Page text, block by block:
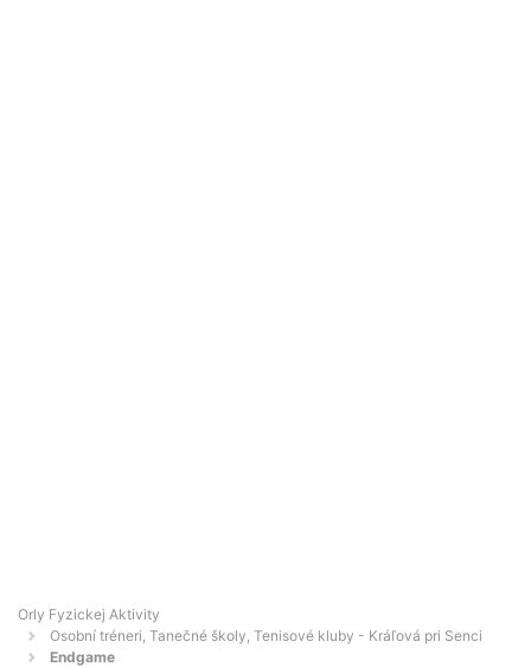
Orly Fyzickej Aktivity
Osobní tréneri, Tanečné školy, Tenisové kluby - Kráľová pri Senci
Endgame